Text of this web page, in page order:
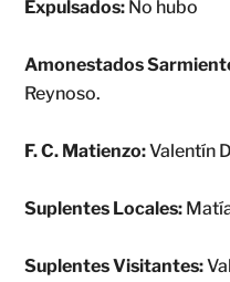
Expulsados: No hubo
Amonestados
Reynoso.
F. C. Matienzo:Valentín
Suplentes Locales:
Suplentes Visitantes: